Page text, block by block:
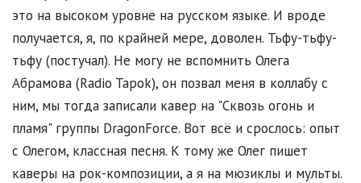
это на высоком уровне на русском языке. И вроде
получается, я, по крайней мере, доволен. Тьфу-тьфу-
тьфу (постучал). Не могу не вспомнить Олега
Абрамова (Radio Tapok), он позвал меня в коллабу с
ним, мы тогда записали кавер на "Сквозь огонь и
пламя" группы DragonForce. Вот всё и срослось: опыт
с Олегом, классная песня. К тому же Олег пишет
каверы на рок-композиции, а я на мюзиклы и мульты.